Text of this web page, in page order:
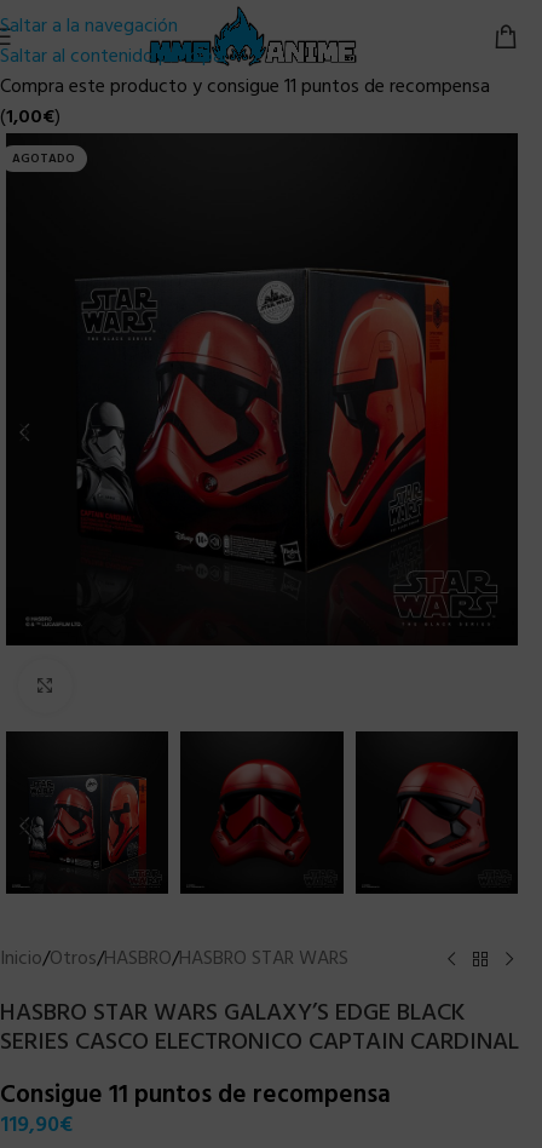
Saltar a la navegación
Saltar al contenido principal
Compra este producto y consigue 11 puntos de recompensa
(1,00€)
AGOTADO
Inicio/Otros/HASBRO/HASBRO STAR WARS
HASBRO STAR WARS GALAXY’S EDGE BLACK
SERIES CASCO ELECTRONICO CAPTAIN CARDINAL
Consigue 11 puntos de recompensa
119,90€